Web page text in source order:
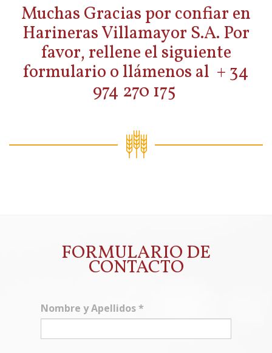
Muchas Gracias por confiar en
Harineras Villamayor S.A. Por
favor, rellene el siguiente
formulario o llámenos al + 34
974 270 175
FORMULARIO DE
CONTACTO
Nombre y Apellidos*